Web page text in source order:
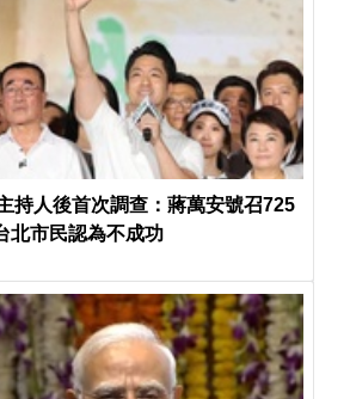
持人後首次調查：蔣萬安號召725
北市民認為不成功